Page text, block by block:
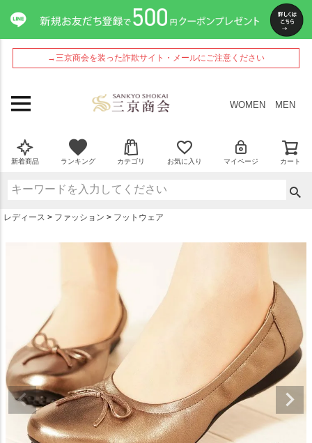
→三京商会を装った詐欺サイト・メールにご注意ください
WOMEN MEN
新着商品 ランキング カテゴリ お気に入り マイページ カート
レディース ファッション フットウェア
ペー
ジト
ップ
へ